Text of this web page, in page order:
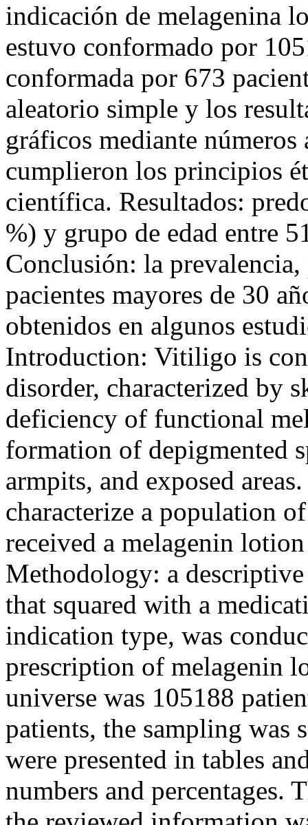
indicación de melagenina
estuvo conformado por
conformada por 673
aleatorio simple y los
gráficos mediante
cumplieron los principios
científica. Resultados:
%) y grupo de edad entre
Conclusión: la
pacientes mayores de 30
obtenidos en algunos
Introduction: Vitiligo is
disorder, characterized by
deficiency of functional
formation of depigmented
armpits, and exposed
characterize a population
received a melagenin
Methodology: a
that squared with a
indication type, was
prescription of melagenin
universe was 105188
patients, the sampling was
were presented in tables
numbers and